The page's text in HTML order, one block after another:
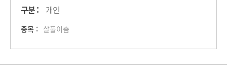
구분 : 개인
종목 : 살풀이춤